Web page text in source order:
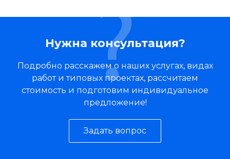
Нужна консультация?
Подробно расскажем о наших услугах, видах
работ и типовых проектах, рассчитаем
стоимость и подготовим индивидуальное
предложение!
Задать вопрос